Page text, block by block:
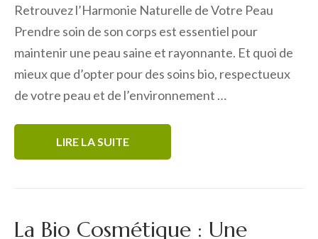
Retrouvez l’Harmonie Naturelle de Votre Peau
Prendre soin de son corps est essentiel pour
maintenir une peau saine et rayonnante. Et quoi de
mieux que d’opter pour des soins bio, respectueux
de votre peau et de l’environnement …
LIRE LA SUITE
La Bio Cosmétique : Une